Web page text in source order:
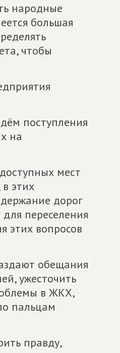
народные
большая
чтобы
поступления
на
мест
этих
дорог
переселения
этих вопросов
обещания
ужесточить
в ЖКХ,
пальцам
правду,